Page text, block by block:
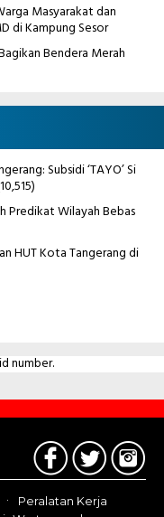
Masyarakat dan
di Kampung Sesor
Bendera Merah
Subsidi ‘TAYO’ Si
Predikat Wilayah Bebas
HUT Kota Tangerang di
number.
Peralatan Kerja